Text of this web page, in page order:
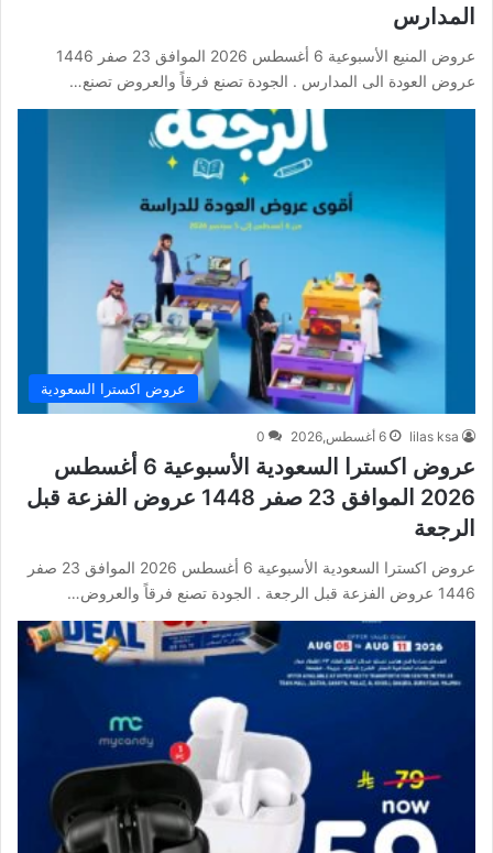
المدارس
عروض المنيع الأسبوعية 6 أغسطس 2026 الموافق 23 صفر 1446
عروض العودة الى المدارس . الجودة تصنع فرقاً والعروض تصنع…
عروض اكسترا السعودية
lilas ksa 6 أغسطس,2026 0
عروض اكسترا السعودية الأسبوعية 6 أغسطس
2026 الموافق 23 صفر 1448 عروض الفزعة قبل
الرجعة
عروض اكسترا السعودية الأسبوعية 6 أغسطس 2026 الموافق 23 صفر
1446 عروض الفزعة قبل الرجعة . الجودة تصنع فرقاً والعروض…